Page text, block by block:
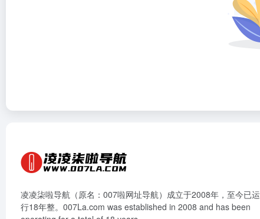
凌凌柒啦导航（原名：007啦网址导航）成立于2008年，至今已运
行18年整。007La.com was established in 2008 and has been